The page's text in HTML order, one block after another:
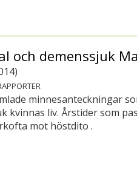
och demenssjuk
)
minnesanteckningar
kvinnas liv. Årstider som
mot höstdito .